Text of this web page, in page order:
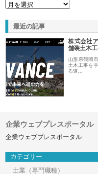
最近の記事
株式会社
舗装土木
山形県鶴岡
土木工事を
る道…
企業ウェブプレスポータル
企業ウェブプレスポータル
カテゴリー
士業（専門職種）